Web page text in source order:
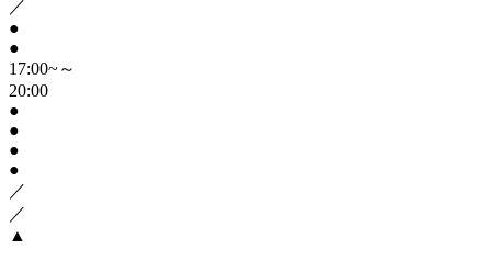
／
●
●
17:00~～
20:00
●
●
●
●
／
／
▲